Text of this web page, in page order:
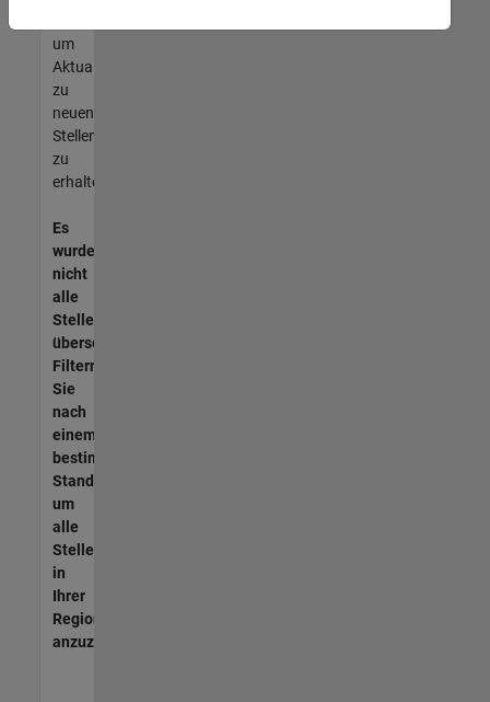
um
Aktualisierungen
zu
neuen
Stellenangeboten
zu
erhalten.
Es
wurden
nicht
alle
Stellen
übersetzt.
Filtern
Sie
nach
einem
bestimmten
Standort,
um
alle
Stellenangebote
in
Ihrer
Region
anzuzeigen.